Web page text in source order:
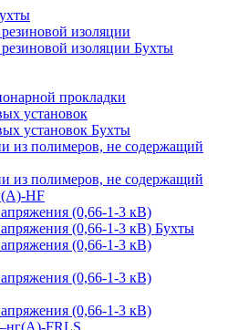
изоляции
изоляции Бухты
прокладки
установок
установок Бухты
из полимеров, не содержащий
из полимеров, не содержащий
HF
(0,66-1-3 кВ)
(0,66-1-3 кВ) Бухты
(0,66-1-3 кВ)
(0,66-1-3 кВ)
(0,66-1-3 кВ)
FRLS